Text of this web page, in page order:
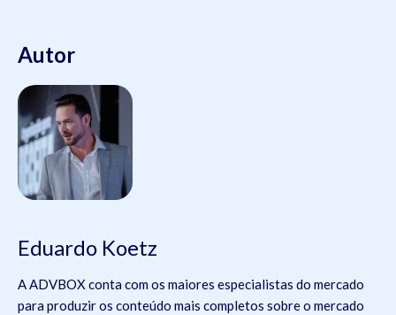
Autor
Eduardo Koetz
A ADVBOX conta com os maiores especialistas do mercado
para produzir os conteúdo mais completos sobre o mercado